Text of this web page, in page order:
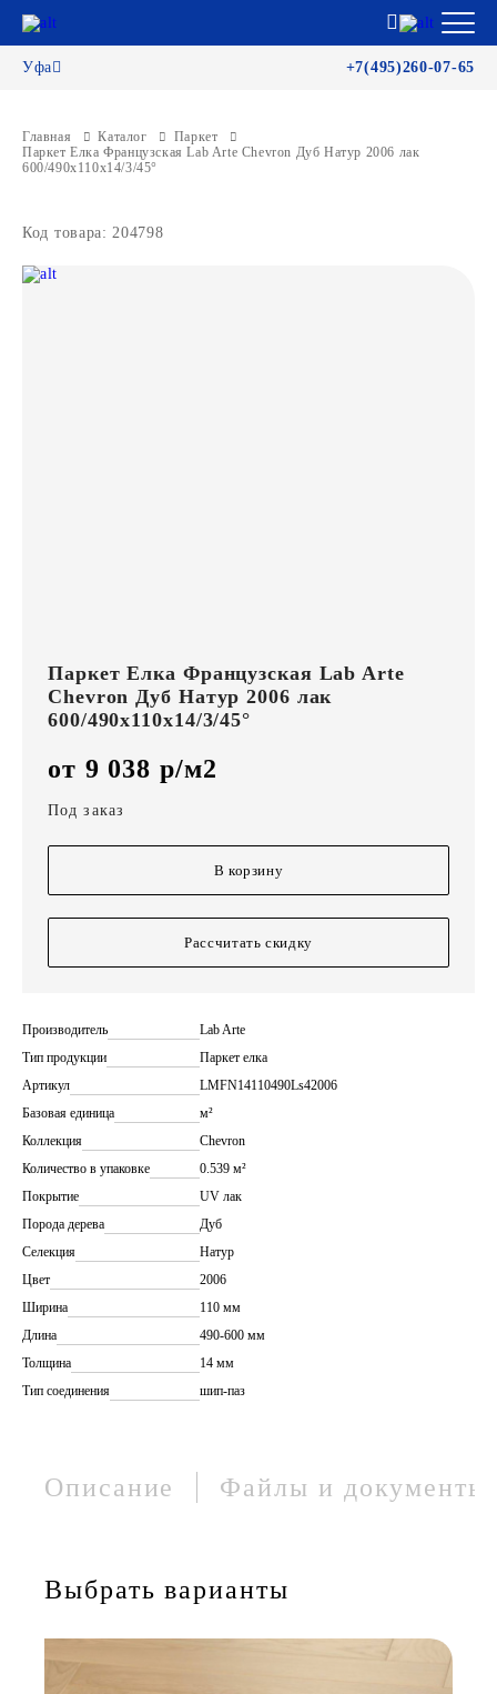
Уфа +7(495)260-07-65
Главная Каталог
Паркет
Паркет Елка Французская Lab Arte Chevron Дуб Натур 2006 лак
600/490х110х14/3/45°
Код товара: 204798
Паркет Елка Французская Lab Arte
Chevron Дуб Натур 2006 лак
600/490х110х14/3/45°
от 9 038 р/м2
Под заказ
В корзину
Рассчитать скидку
Производитель
Lab Arte
Тип продукции
Паркет елка
Артикул
LMFN14110490Ls42006
Базовая единица
м²
Коллекция
Chevron
Количество в упаковке
0.539 м²
Покрытие
UV лак
Порода дерева
Дуб
Селекция
Натур
Цвет
2006
Ширина
110 мм
Длина
490-600 мм
Толщина
14 мм
Тип соединения
шип-паз
Описание Файлы и документы
Выбрать варианты